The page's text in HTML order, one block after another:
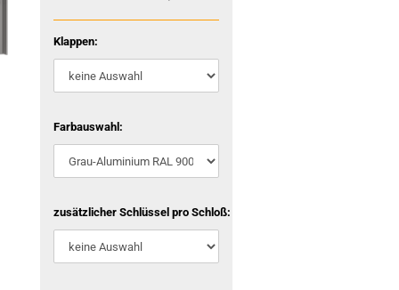
Klappen:
Farbauswahl:
zusätzlicher Schlüssel pro Schloß: